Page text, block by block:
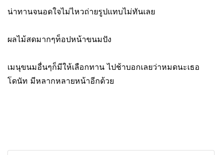
น่าทานจนอดใจไม่ไหวถ่ายรูปแทบไม่ทันเลย
ผลไม้สดมากๆท็อปหน้าขนมปัง
เมนุขนมอื่นๆก็มีให้เลือกทาน ไปช้าบอกเลยว่าหมดนะเธอ
โดนัท มีหลากหลายหน้าอีกด้วย